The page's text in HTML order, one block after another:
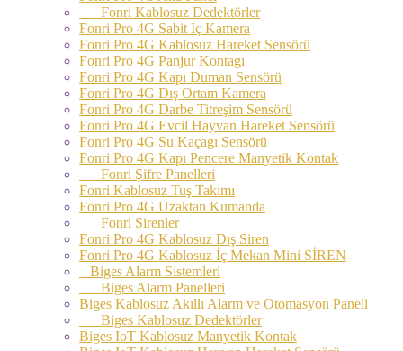
Fonri Kablosuz Dedektörler
Fonri Pro 4G Sabit İç Kamera
Fonri Pro 4G Kablosuz Hareket Sensörü
Fonri Pro 4G Panjur Kontagı
Fonri Pro 4G Kapı Duman Sensörü
Fonri Pro 4G Dış Ortam Kamera
Fonri Pro 4G Darbe Titreşim Sensörü
Fonri Pro 4G Evcil Hayvan Hareket Sensörü
Fonri Pro 4G Su Kaçagı Sensörü
Fonri Pro 4G Kapı Pencere Manyetik Kontak
Fonri Şifre Panelleri
Fonri Kablosuz Tuş Takımı
Fonri Pro 4G Uzaktan Kumanda
Fonri Sirenler
Fonri Pro 4G Kablosuz Dış Siren
Fonri Pro 4G Kablosuz İç Mekan Mini SİREN
Biges Alarm Sistemleri
Biges Alarm Panelleri
Biges Kablosuz Akıllı Alarm ve Otomasyon Paneli
Biges Kablosuz Dedektörler
Biges IoT Kablosuz Manyetik Kontak